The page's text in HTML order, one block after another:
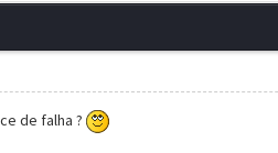
de falha ?